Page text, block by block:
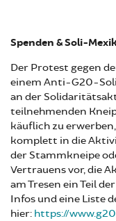
Spenden & Soli-
Der Protest gegen
einem Anti-G20-
an der
teilnehmenden
käuflich zu
komplett in die
der Stammkneipe
Vertrauens vor, die
am Tresen ein Teil
Infos und eine Liste
hier: https://